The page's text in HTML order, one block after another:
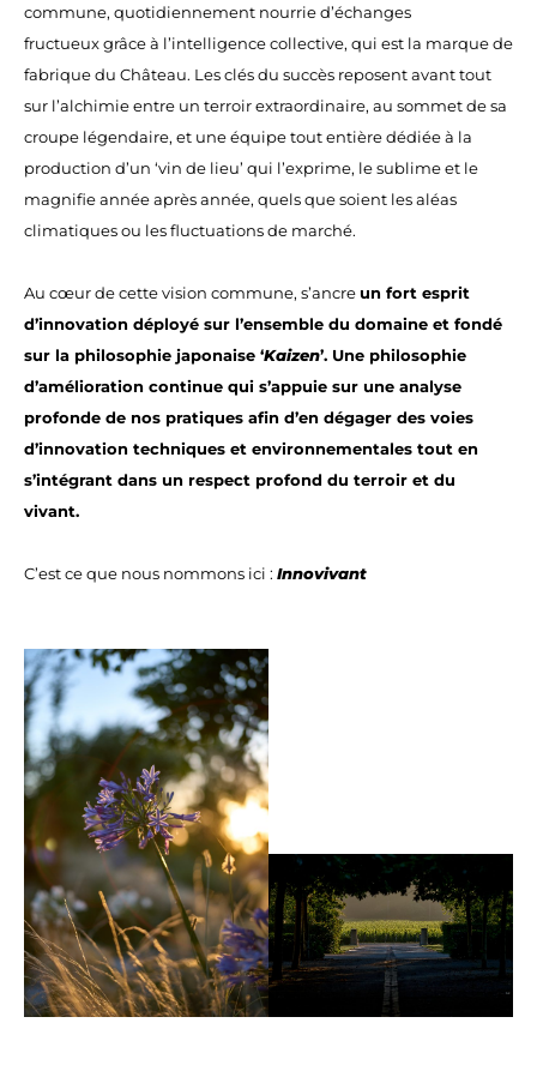
commune, quotidiennement nourrie d’échanges
fructueux grâce à l’intelligence collective, qui est la marque de
fabrique du Château. Les clés du succès reposent avant tout
sur l’alchimie entre un terroir extraordinaire, au sommet de sa
croupe légendaire, et une équipe tout entière dédiée à la
production d’un ‘vin de lieu’ qui l’exprime, le sublime et le
magnifie année après année, quels que soient les aléas
climatiques ou les fluctuations de marché.
Au cœur de cette vision commune, s’ancreun fort esprit
d’innovation déployé sur l’ensemble du domaine et fondé
sur la philosophie japonaise ‘Kaizen’. Une philosophie
d’amélioration continue qui s’appuie sur une analyse
profonde de nos pratiques afin d’en dégager des voies
d’innovation techniques et environnementales tout en
s’intégrant dans un respect profond du terroir et du
vivant.
C’est ce que nous nommons ici : Innovivant